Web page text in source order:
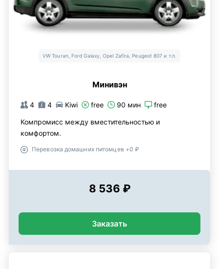
VW Touran, Ford Galaxy, Opel Zafira, Peugeot 807 и т.п.
Минивэн
4 4 Kiwi free 90 мин free
Компромисс между вместительностью и
комфортом.
Перевозка домашних питомцев +0 ₽
8 536 ₽
Заказать